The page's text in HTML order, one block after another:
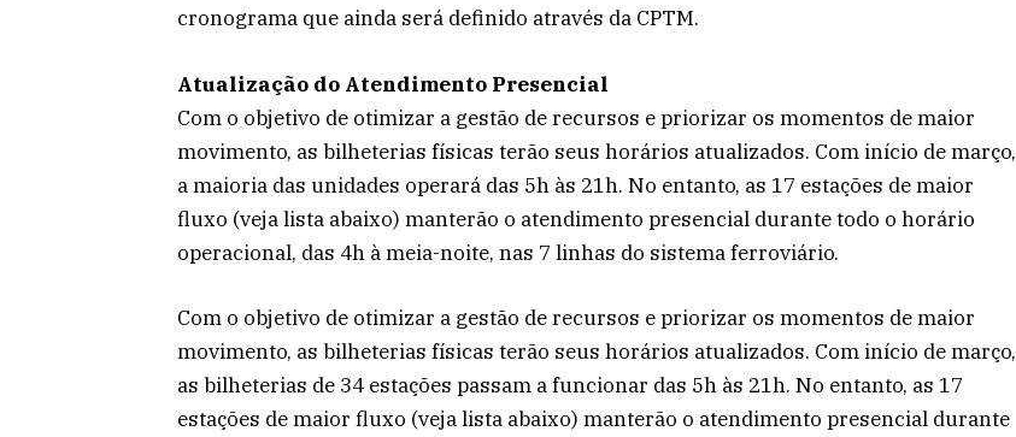
cronograma que ainda será definido através da CPTM.
Atualização do Atendimento Presencial
Com o objetivo de otimizar a gestão de recursos e priorizar os momentos de maior
movimento, as bilheterias físicas terão seus horários atualizados. Com início de março,
a maioria das unidades operará das 5h às 21h. No entanto, as 17 estações de maior
fluxo (veja lista abaixo) manterão o atendimento presencial durante todo o horário
operacional, das 4h à meia-noite, nas 7 linhas do sistema ferroviário.
Com o objetivo de otimizar a gestão de recursos e priorizar os momentos de maior
movimento, as bilheterias físicas terão seus horários atualizados. Com início de março,
as bilheterias de 34 estações passam a funcionar das 5h às 21h. No entanto, as 17
estações de maior fluxo (veja lista abaixo) manterão o atendimento presencial durante